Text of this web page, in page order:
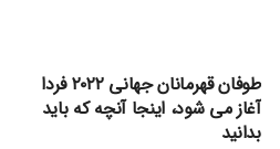
طوفان قهرمانان جهانی ۲۰۲۲ فردا
آغاز می شود، اینجا آنچه که باید
بدانید